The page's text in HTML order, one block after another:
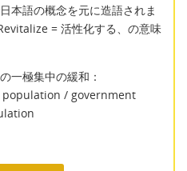
本語の概念を元に造語されま
= 活性化する、の意味
一極集中の緩和：
/ government